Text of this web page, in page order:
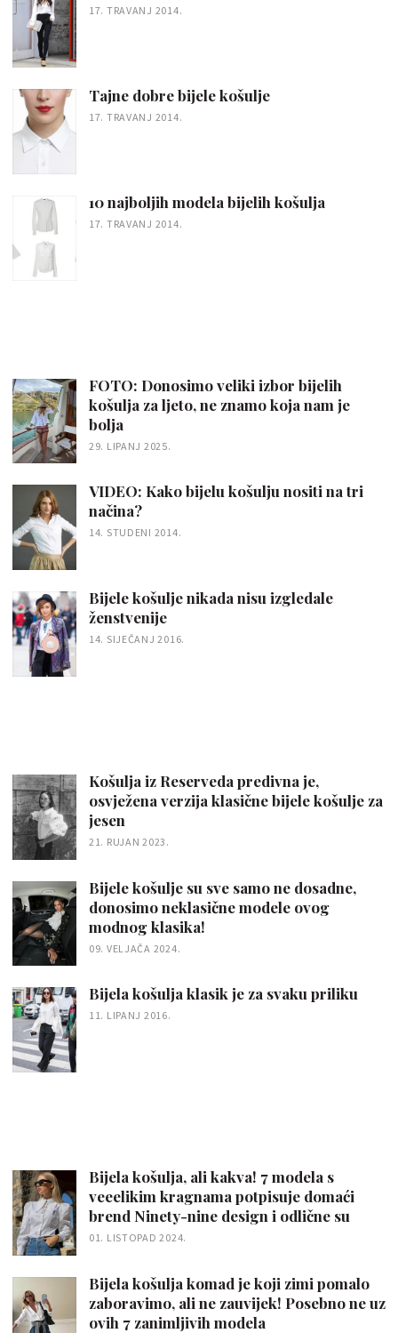
17. TRAVANJ 2014.
Tajne dobre bijele košulje
17. TRAVANJ 2014.
10 najboljih modela bijelih košulja
17. TRAVANJ 2014.
FOTO: Donosimo veliki izbor bijelih
košulja za ljeto, ne znamo koja nam je
bolja
29. LIPANJ 2025.
VIDEO: Kako bijelu košulju nositi na tri
načina?
14. STUDENI 2014.
Bijele košulje nikada nisu izgledale
ženstvenije
14. SIJEČANJ 2016.
Košulja iz Reserveda predivna je,
osvježena verzija klasične bijele košulje za
jesen
21. RUJAN 2023.
Bijele košulje su sve samo ne dosadne,
donosimo neklasične modele ovog
modnog klasika!
09. VELJAČA 2024.
Bijela košulja klasik je za svaku priliku
11. LIPANJ 2016.
Bijela košulja, ali kakva! 7 modela s
veeelikim kragnama potpisuje domaći
brend Ninety-nine design i odlične su
01. LISTOPAD 2024.
Bijela košulja komad je koji zimi pomalo
zaboravimo, ali ne zauvijek! Posebno ne uz
ovih 7 zanimljivih modela